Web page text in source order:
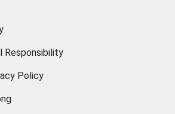
Responsibility
Policy